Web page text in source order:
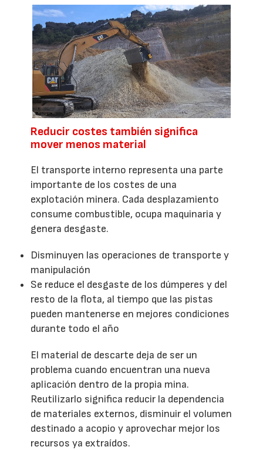
Reducir costes también significa
mover menos material
El transporte interno representa una parte
importante de los costes de una
explotación minera. Cada desplazamiento
consume combustible, ocupa maquinaria y
genera desgaste.
Disminuyen las operaciones de transporte y
manipulación
Se reduce el desgaste de los dúmperes y del
resto de la flota, al tiempo que las pistas
pueden mantenerse en mejores condiciones
durante todo el año
El material de descarte deja de ser un
problema cuando encuentran una nueva
aplicación dentro de la propia mina.
Reutilizarlo significa reducir la dependencia
de materiales externos, disminuir el volumen
destinado a acopio y aprovechar mejor los
recursos ya extraídos.